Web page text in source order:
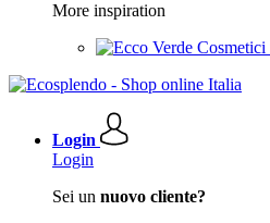
More inspiration
Cosmetici
Login
Login
Sei un nuovo cliente?